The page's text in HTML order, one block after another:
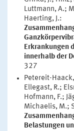
Luttmann, A.;
Haerting, J.:
Erkrankungen
innerhalb der
327
Petereit-
Ellegast, R.;
Hofmann, F.;
Michaelis, M.;
Belastungen